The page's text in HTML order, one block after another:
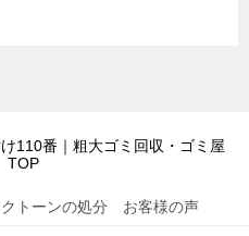
110番｜粗大ゴミ回収・ゴミ屋
TOP
トーンの処分 お客様の声